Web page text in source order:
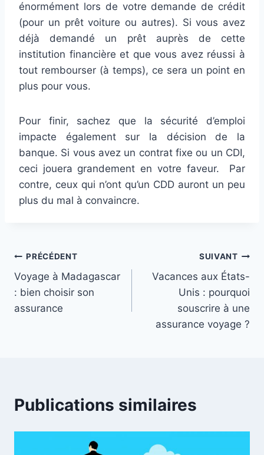
énormément lors de votre demande de crédit
(pour un prêt voiture ou autres). Si vous avez
déjà demandé un prêt auprès de cette
institution financière et que vous avez réussi à
tout rembourser (à temps), ce sera un point en
plus pour vous.
Pour finir, sachez que la sécurité d’emploi
impacte également sur la décision de la
banque. Si vous avez un contrat fixe ou un CDI,
ceci jouera grandement en votre faveur. Par
contre, ceux qui n’ont qu’un CDD auront un peu
plus du mal à convaincre.
Navigation
de
l’article
PRÉCÉDENT
Voyage à Madagascar
: bien choisir son
assurance
SUIVANT
Vacances aux États-
Unis : pourquoi
souscrire à une
assurance voyage ?
Publications similaires